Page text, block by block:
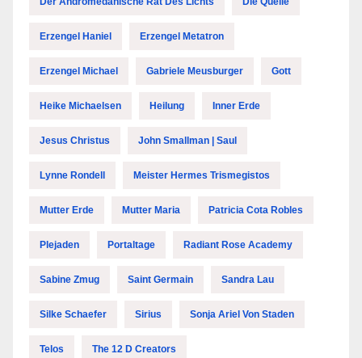
Erzengel Haniel Erzengel Metatron
Erzengel Michael Gabriele Meusburger Gott
Heike Michaelsen Heilung Inner Erde
Jesus Christus John Smallman | Saul
Lynne Rondell Meister Hermes Trismegistos
Mutter Erde Mutter Maria Patricia Cota Robles
Plejaden Portaltage Radiant Rose Academy
Sabine Zmug Saint Germain Sandra Lau
Silke Schaefer Sirius Sonja Ariel Von Staden
Telos The 12 D Creators